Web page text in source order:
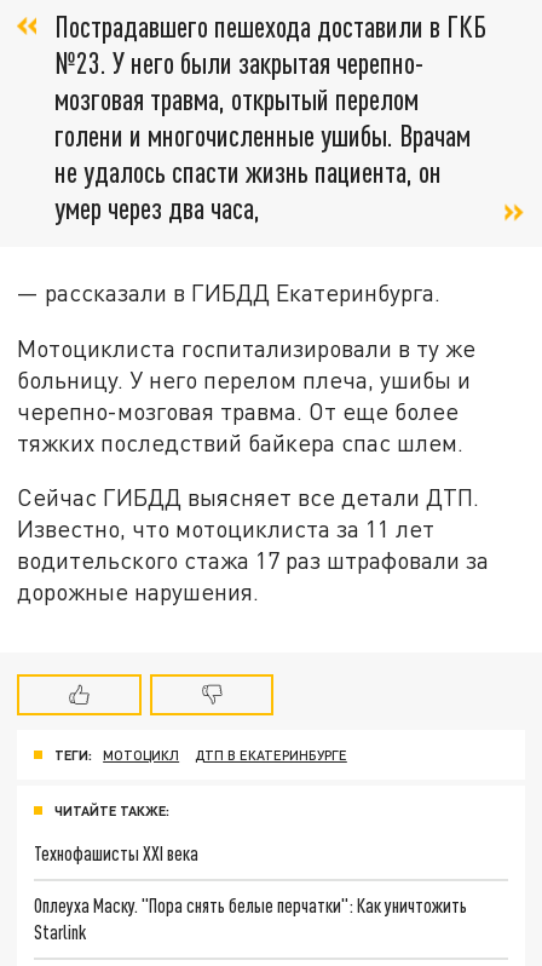
Пострадавшего пешехода доставили в ГКБ
№23. У него были закрытая черепно-
мозговая травма, открытый перелом
голени и многочисленные ушибы. Врачам
не удалось спасти жизнь пациента, он
умер через два часа,
— рассказали в ГИБДД Екатеринбурга.
Мотоциклиста госпитализировали в ту же
больницу. У него перелом плеча, ушибы и
черепно-мозговая травма. От еще более
тяжких последствий байкера спас шлем.
Сейчас ГИБДД выясняет все детали ДТП.
Известно, что мотоциклиста за 11 лет
водительского стажа 17 раз штрафовали за
дорожные нарушения.
ТЕГИ: МОТОЦИКЛ ДТП В ЕКАТЕРИНБУРГЕ
ЧИТАЙТЕ ТАКЖЕ:
Технофашисты XXI века
Оплеуха Маску. "Пора снять белые перчатки": Как уничтожить
Starlink